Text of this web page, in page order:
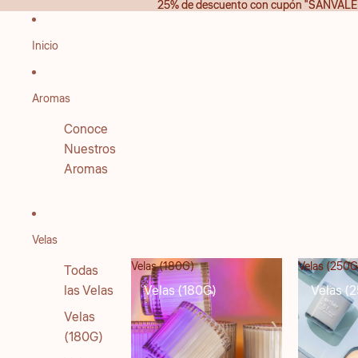
25% de descuento con cupón
25% de descuento con cupón
Inicio
Aromas
Conoce
Nuestros
Aromas
Velas
Todas
las Velas
Velas
(180G)
Velas (180G)
Velas (180G)
Velas
Velas